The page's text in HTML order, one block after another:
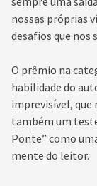
nossas próprias
desafios que nos
O prêmio na
habilidade do
imprevisível, que
também um
Ponte” como
mente do leitor.